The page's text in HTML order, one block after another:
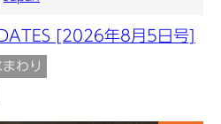
[2026年8月5日号]
わり